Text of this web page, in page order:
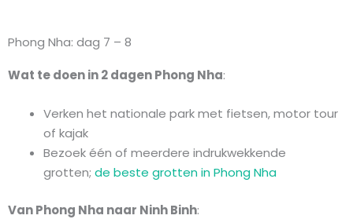
Phong Nha: dag 7 – 8
Wat te doen in 2 dagen Phong Nha:
Verken het nationale park met fietsen, motor tour
of kajak
Bezoek één of meerdere indrukwekkende
grotten; de beste grotten in Phong Nha
Van Phong Nha naar Ninh Binh: